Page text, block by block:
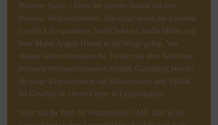
Plauener Spitze – Einer der ältesten Stände auf dem
Plauener Weihnachtsmarkt. Das Auge sowie das passende
Geschick für qualitative Stoffe bekam Claudia Müller von
Ihrer Mama Angela Herold in die Wiege gelegt. Vor
einigen Jahren übernahm die Tochter das über Jahrzehnte
etablierte Weihnachtsmarkt-Geschäft. Ganzjährig betreibt
die junge Unternehmerin mit Stilkompetenz und Vielfalt
Ihr Geschäft im Oertel-Center in Leupoldsgrün.
Nicht nur Ihr Profi für Fenstermode. CMG führt in der